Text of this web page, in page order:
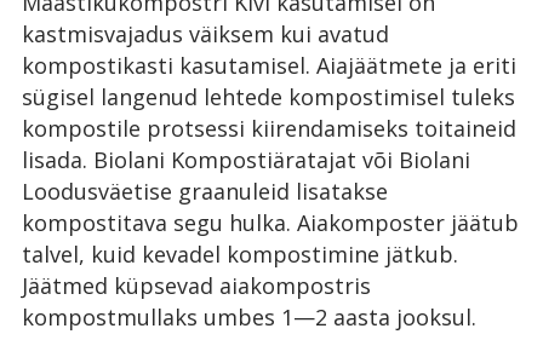
kastmisvajadus väiksem kui avatud
kompostikasti kasutamisel. Aiajäätmete ja eriti
sügisel langenud lehtede kompostimisel tuleks
kompostile protsessi kiirendamiseks toitaineid
lisada. Biolani Kompostiäratajat või Biolani
Loodusväetise graanuleid lisatakse
kompostitava segu hulka. Aiakomposter jäätub
talvel, kuid kevadel kompostimine jätkub.
Jäätmed küpsevad aiakompostris
kompostmullaks umbes 1—2 aasta jooksul.